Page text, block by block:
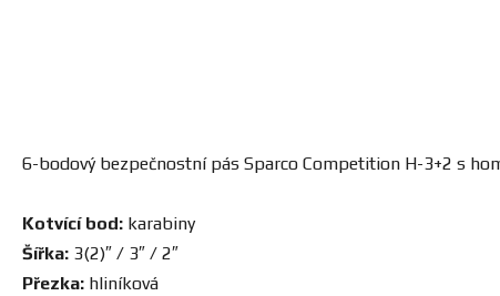
6-bodový bezpečnostní pás Sparco Competition H-3+2 s
Kotvící bod: karabiny
Šířka: 3(2)″ / 3″ / 2″
Přezka: hliníková